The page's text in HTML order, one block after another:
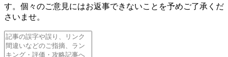
す。個々のご意見にはお返事できないことを予めご了承くだ
さいませ。